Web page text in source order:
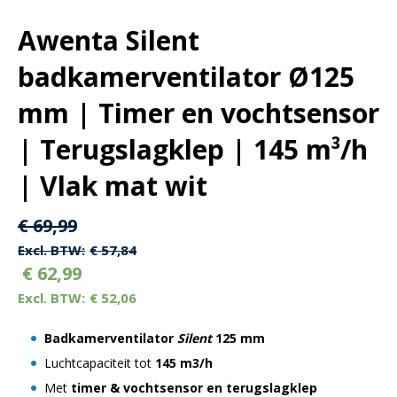
Awenta Silent
badkamerventilator Ø125
mm | Timer en vochtsensor
| Terugslagklep | 145 m³/h
| Vlak mat wit
Oorspronkelijke
prijs
was:
€ 69,99.
€69,99Huidige
prijs
is:
€ 69,99.
€57,84
€ 62,99
€ 52,06
Badkamerventilator Silent 125 mm
Luchtcapaciteit tot 145 m3/h
Met timer & vochtsensor en terugslagklep